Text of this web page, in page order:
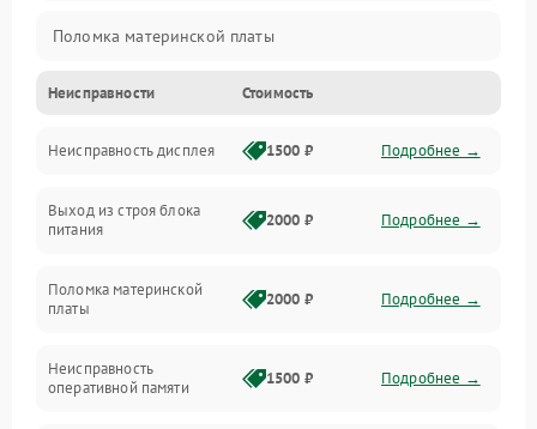
Поломка материнской платы
Неисправность системы охлаждения
Неисправность BIOS
Повреждение корпуса
Повреждение разъёмов (USB, HDMI и др.)
Неисправности Стоимость
Неисправность дисплея 1500 ₽ Подробнее →
Выход из строя блока
питания
2000 ₽ Подробнее →
Поломка материнской
платы
2000 ₽ Подробнее →
Неисправность
оперативной памяти
1500 ₽ Подробнее →